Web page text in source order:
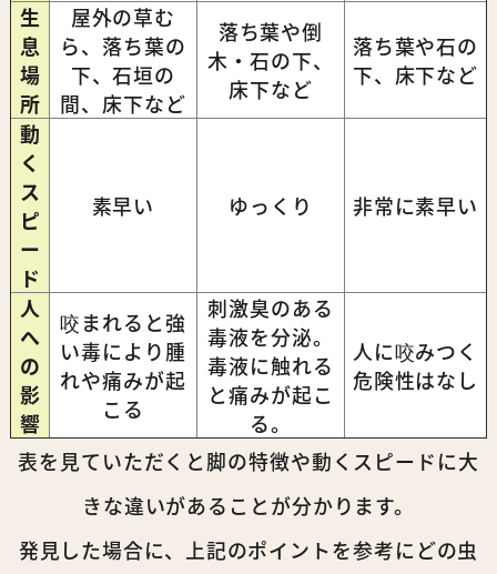
生
息
場
所
屋外の草む
ら、落ち葉の
下、石垣の
間、床下など
落ち葉や倒
木・石の下、
床下など
落ち葉や石の
下、床下など
動
く
ス
ピ
ー
ド
素早い ゆっくり 非常に素早い
人
へ
の
影
響
咬まれると強
い毒により腫
れや痛みが起
こる
刺激臭のある
毒液を分泌。
毒液に触れる
と痛みが起こ
る。
人に咬みつく
危険性はなし
表を見ていただくと脚の特徴や動くスピードに大
きな違いがあることが分かります。
発見した場合に、上記のポイントを参考にどの虫